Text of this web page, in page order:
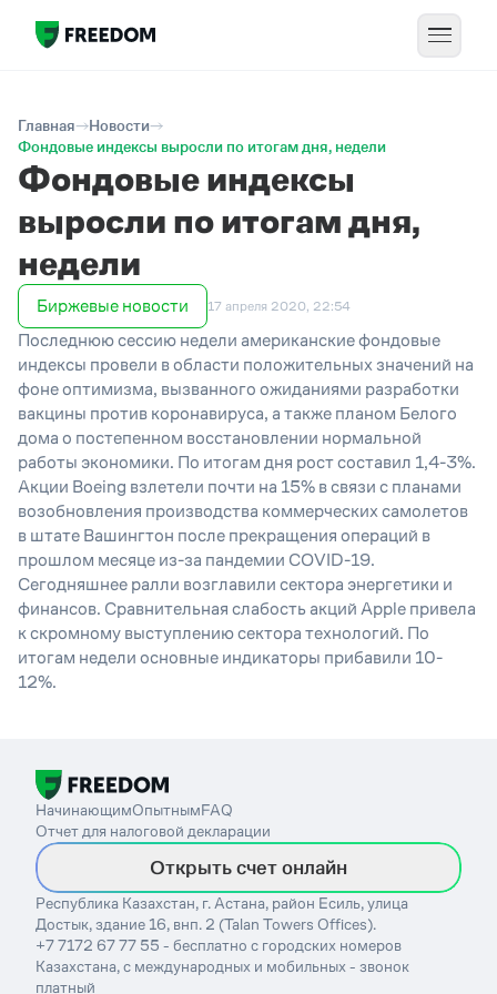
Главная
Новости
Фондовые индексы выросли по итогам дня, недели
Фондовые индексы
выросли по итогам дня,
недели
Биржевые новости 17 апреля 2020, 22:54
Последнюю сессию недели американские фондовые
индексы провели в области положительных значений на
фоне оптимизма, вызванного ожиданиями разработки
вакцины против коронавируса, а также планом Белого
дома о постепенном восстановлении нормальной
работы экономики. По итогам дня рост составил 1,4-3%.
Акции Boeing взлетели почти на 15% в связи с планами
возобновления производства коммерческих самолетов
в штате Вашингтон после прекращения операций в
прошлом месяце из-за пандемии COVID-19.
Сегодняшнее ралли возглавили сектора энергетики и
финансов. Сравнительная слабость акций Apple привела
к скромному выступлению сектора технологий. По
итогам недели основные индикаторы прибавили 10-
12%.
НачинающимОпытнымFAQ
Отчет для налоговой декларации
Открыть счет онлайн
Республика Казахстан, г. Астана, район Есиль, улица
Достык, здание 16, внп. 2 (Talan Towers Offices).
+7 7172 67 77 55 - бесплатно с городских номеров
Казахстана, с международных и мобильных - звонок
платный